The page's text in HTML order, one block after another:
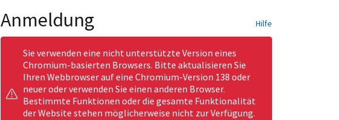
Anmeldung Hilfe
Sie verwenden eine nicht unterstützte Version eines
Chromium-basierten Browsers. Bitte aktualisieren Sie
Ihren Webbrowser auf eine Chromium-Version 138 oder
neuer oder verwenden Sie einen anderen Browser.
Bestimmte Funktionen oder die gesamte Funktionalität
der Website stehen möglicherweise nicht zur Verfügung.